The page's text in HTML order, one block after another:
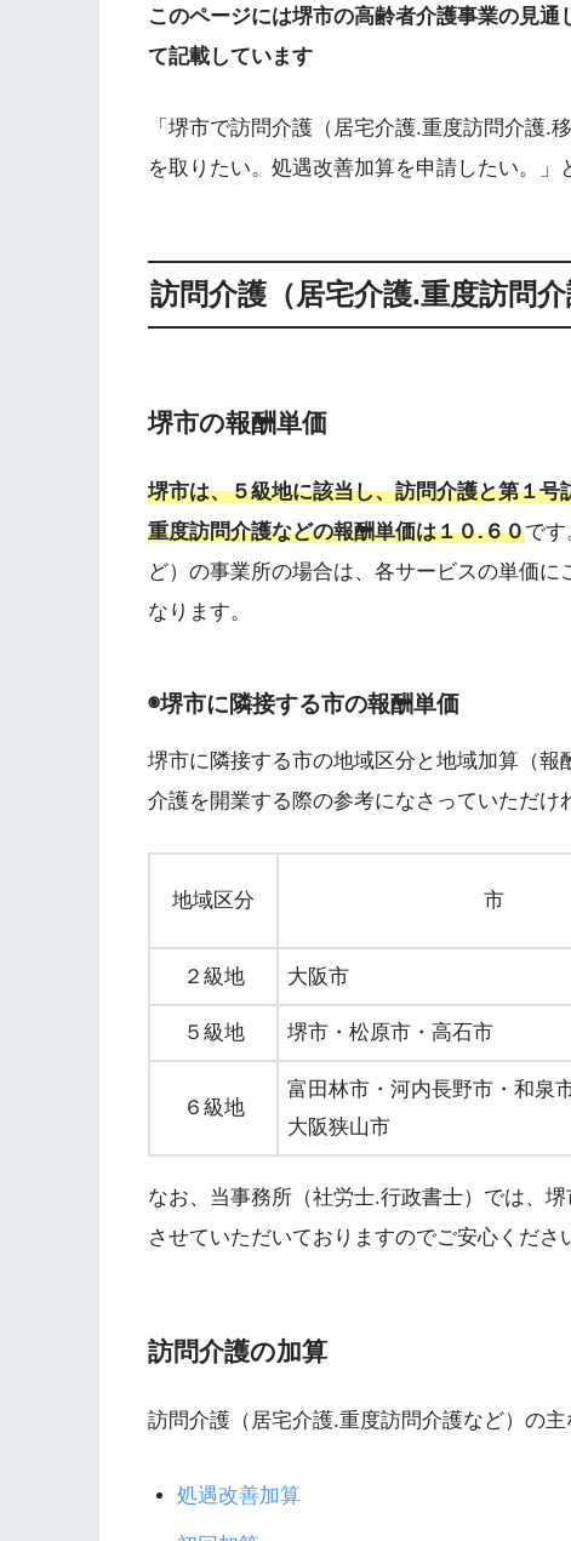
このページには堺市の高齢者介護事業の見
て記載しています
「堺市で訪問介護（居宅介護.重度訪問介護.
を取りたい。処遇改善加算を申請したい。」
訪問介護（居宅介護.重度訪問
堺市の報酬単価
堺市は、５級地に該当し、訪問介護と第１
重度訪問介護などの報酬単価は１０.６０で
ど）の事業所の場合は、各サービスの単価
なります。
◉堺市に隣接する市の報酬単価
堺市に隣接する市の地域区分と地域加算（
介護を開業する際の参考になさっていただけ
地域区分 市
２級地 大阪市
５級地 堺市・松原市・高石市
６級地
富田林市・河内長野市・和泉
大阪狭山市
なお、当事務所（社労士.行政書士）では、
させていただいておりますのでご安心くださ
訪問介護の加算
訪問介護（居宅介護.重度訪問介護など）の主
処遇改善加算